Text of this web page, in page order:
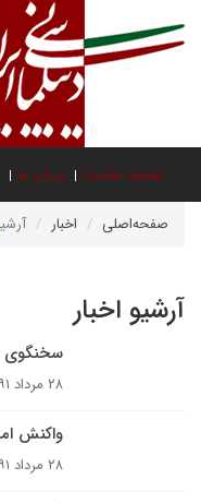
صفحه نخست درباره ما
صفحه‌اصلی اخبار
آرشیو اخبار
سخنگوی
۲۸ مرداد ۱۳۹۱
واکنش
۲۸ مرداد ۱۳۹۱